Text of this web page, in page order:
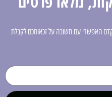
האפשרי עם תשובה על זכאותכם לקבלת